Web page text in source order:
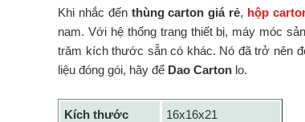
Khi nhắc đến thùng carton giá rẻ, hộp
nam. Với hệ thống trang thiết bị, máy móc
trăm kích thước sẵn có khác. Nó đã trở nên
liệu đóng gói, hãy để Dao Carton lo.
Kích thước 16x16x21